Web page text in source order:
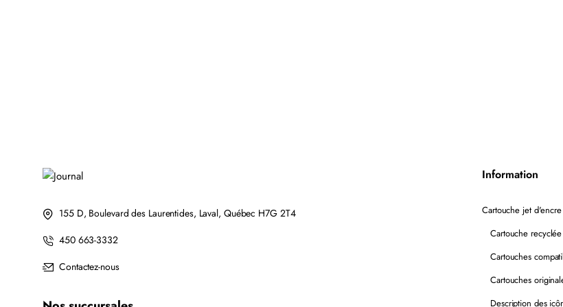
155 D, Boulevard des Laurentides, Laval, Québec H7G 2T4
450 663-3332
Contactez-nous
Information
Cartouche jet
Cartouche recyclée
Cartouches
Cartouches
Description des